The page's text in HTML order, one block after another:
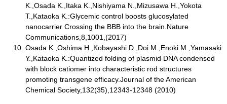
K.,Osada K.,Itaka K.,Nishiyama N.,Mizusawa H.,Yokota
T.,Kataoka K.:Glycemic control boosts glucosylated
nanocarrier Crossing the BBB into the brain.Nature
Communications,8,1001,(2017)
Osada K.,Oshima H.,Kobayashi D.,Doi M.,Enoki M.,Yamasaki
Y.,Kataoka K.:Quantized folding of plasmid DNA condensed
with block catiomer into characteristic rod structures
promoting transgene efficacy.Journal of the American
Chemical Society,132(35),12343-12348 (2010)